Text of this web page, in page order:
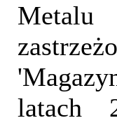
Metalu
latach